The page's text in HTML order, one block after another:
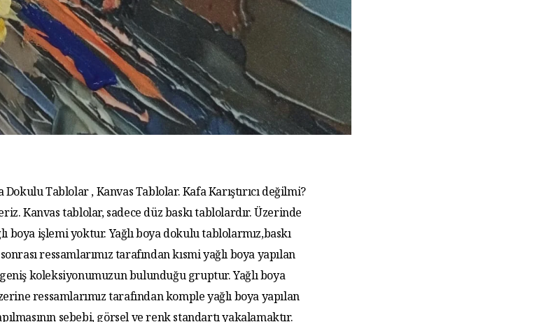
Dokulu Tablolar , Kanvas Tablolar. Kafa Karıştırıcı değilmi?
Kanvas tablolar, sadece düz baskı tablolardır. Üzerinde
boya işlemi yoktur. Yağlı boya dokulu tablolarmız,baskı
ressamlarımız tarafından kısmi yağlı boya yapılan
koleksiyonumuzun bulunduğu gruptur. Yağlı boya
ressamlarımız tarafından komple yağlı boya yapılan